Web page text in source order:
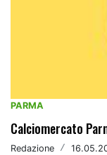
PARMA
Calciomercato
Redazione /